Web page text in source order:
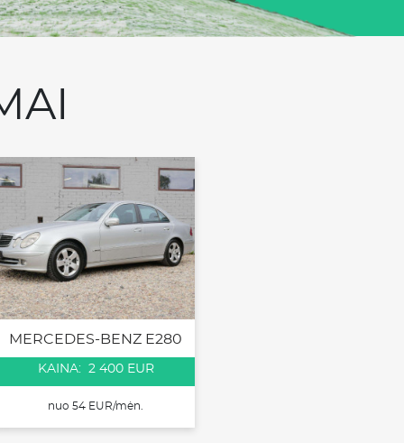
MERCEDES-BENZ E280
KAINA: 2 400 EUR
nuo 54 EUR/mėn.